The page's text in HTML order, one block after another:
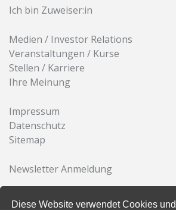
Diese Website verwendet Cookies
Ich bin Zuweiser:in
Medien / Investor Relations
Veranstaltungen / Kurse
Stellen / Karriere
Ihre Meinung
Impressum
Datenschutz
Sitemap
Newsletter Anmeldung